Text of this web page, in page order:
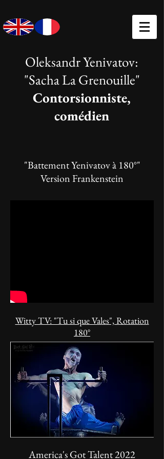
Oleksandr Yenivatov:
"Sacha La Grenouille"
Contorsionniste,
comédien
"Battement Yenivatov à 180°"
Version Frankenstein
Witty TV: "Tu si que Vales", Rotation
180°
America's Got Talent 2022